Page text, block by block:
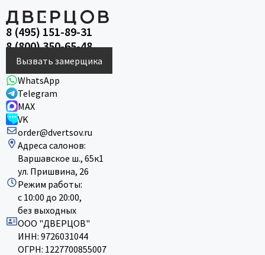
8 (495) 151-89-31
8 (800) 350-65-48
Вызвать замерщика
WhatsApp
Telegram
MAX
VK
order@dvertsov.ru
Адреса салонов:
Варшавское ш., 65к1
ул. Пришвина, 26
Режим работы:
с 10:00 до 20:00,
без выходных
ООО "ДВЕРЦОВ"
ИНН: 9726031044
ОГРН: 1227700855007